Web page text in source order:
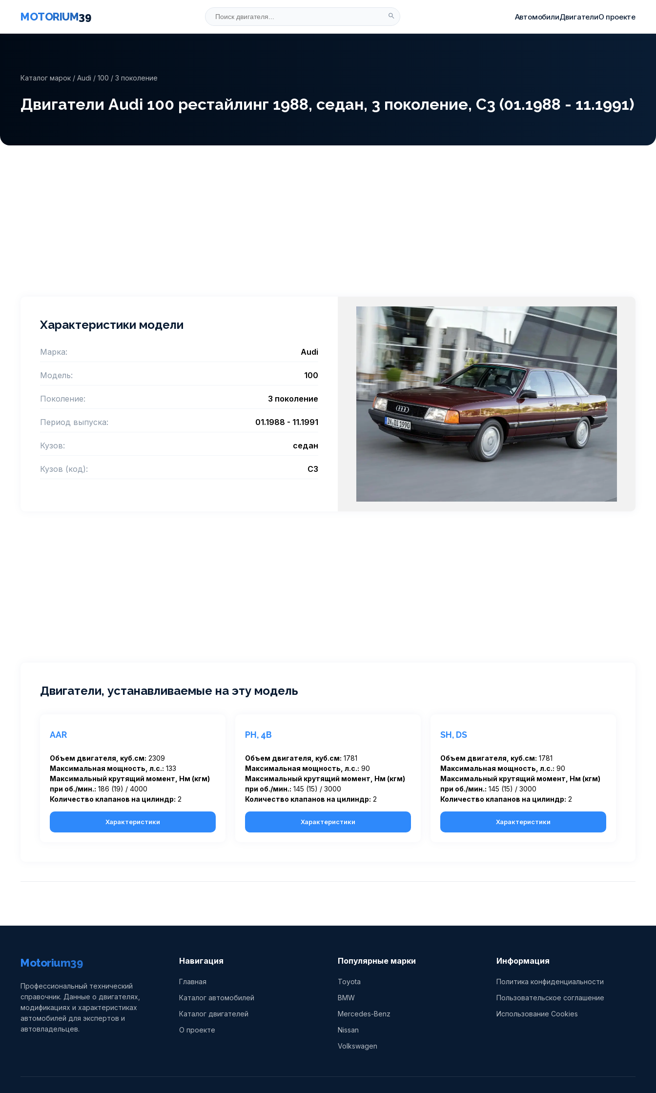
MOTORIUM39 АвтомобилиДвигателиО проекте
Каталог марок / Audi / 100 / 3 поколение
Двигатели Audi 100 рестайлинг 1988, седан, 3 поколение, C3 (01.1988 - 11.1991)
Характеристики модели
Марка: Audi
Модель: 100
Поколение: 3 поколение
Период выпуска: 01.1988 - 11.1991
Кузов: седан
Кузов (код): C3
Двигатели, устанавливаемые на эту модель
AAR
Объем двигателя, куб.см: 2309
Максимальная мощность, л.с.: 133
Максимальный крутящий момент, Нм (кгм)
при об./мин.: 186 (19) / 4000
Количество клапанов на цилиндр: 2
Характеристики
PH, 4B
Объем двигателя, куб.см: 1781
Максимальная мощность, л.с.: 90
Максимальный крутящий момент, Нм (кгм)
при об./мин.: 145 (15) / 3000
Количество клапанов на цилиндр: 2
Характеристики
SH, DS
Объем двигателя, куб.см: 1781
Максимальная мощность, л.с.: 90
Максимальный крутящий момент, Нм (кгм)
при об./мин.: 145 (15) / 3000
Количество клапанов на цилиндр: 2
Характеристики
Motorium39
Профессиональный технический
справочник. Данные о двигателях,
модификациях и характеристиках
автомобилей для экспертов и
автовладельцев.
Навигация
Главная
Каталог автомобилей
Каталог двигателей
О проекте
Популярные марки
Toyota
BMW
Mercedes-Benz
Nissan
Volkswagen
Информация
Политика конфиденциальности
Пользовательское соглашение
Использование Cookies